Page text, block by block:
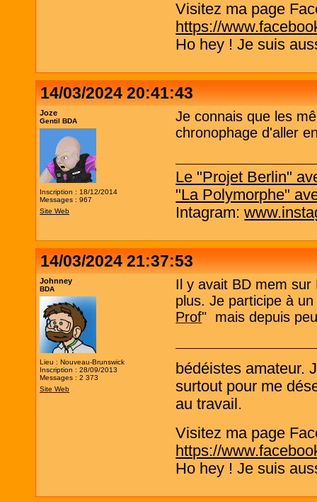
Visitez ma page
https://
Ho hey ! Je suis
14/03/2024 20:41:43
Joze
Gentil BDA
Inscription : 18/12/2014
Messages : 967
Site Web
Je connais que les
chronophage d'aller
Le "Projet Berlin"
"La Polymorphe"
Intagram:
14/03/2024 21:37:53
Johnney
BDA
Lieu : Nouveau-Brunswick
Inscription : 28/09/2013
Messages : 2 373
Site Web
Il y avait BD mem
plus. Je participe à
Prof" mais depuis
bédéistes amateur.
surtout pour me
au travail.
Visitez ma page
https://
Ho hey ! Je suis